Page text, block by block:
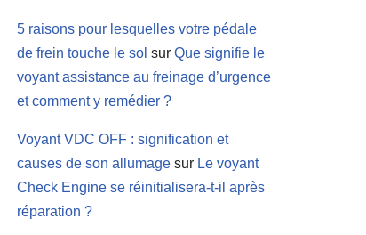
5 raisons pour lesquelles votre pédale
de frein touche le sol sur Que signifie le
voyant assistance au freinage d’urgence
et comment y remédier ?
Voyant VDC OFF : signification et
causes de son allumage sur Le voyant
Check Engine se réinitialisera-t-il après
réparation ?